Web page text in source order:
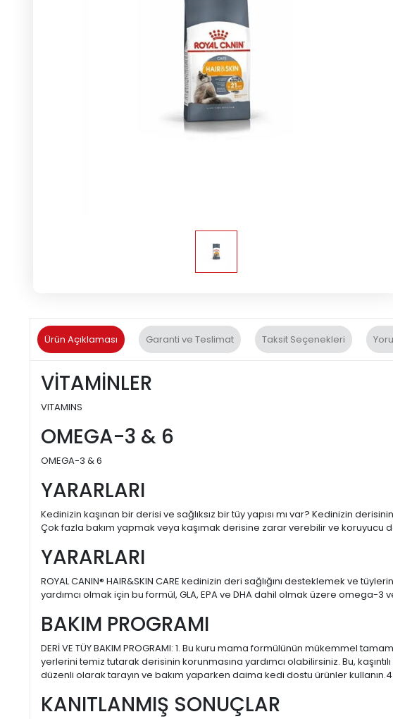
Ürün Açıklaması Garanti ve Teslimat Taksit Seçenekleri
VİTAMİNLER
VITAMINS
OMEGA-3 & 6
OMEGA-3 & 6
YARARLARI
Kedinizin kaşınan bir derisi ve sağlıksız bir tüy yapısı mı var? Kedinizin
Çok fazla bakım yapmak veya kaşımak derisine zarar verebilir ve
YARARLARI
ROYAL CANIN® HAIR&SKIN CARE kedinizin deri sağlığını desteklemek ve
yardımcı olmak için bu formül, GLA, EPA ve DHA dahil olmak üzere omega-
BAKIM PROGRAMI
DERİ VE TÜY BAKIM PROGRAMI: 1. Bu kuru mama formülünün mükemmel
yerlerini temiz tutarak derisinin korunmasına yardımcı olabilirsiniz. Bu,
düzenli olarak tarayın ve bakım yaparken daima kedi dostu ürünler
KANITLANMIŞ SONUÇLAR